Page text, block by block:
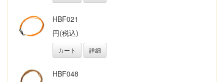
HBF021
円(税込)
カート 詳細
HBF048